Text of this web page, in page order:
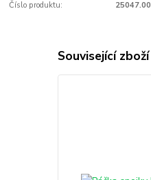
Číslo produktu: 25047.00
Související zboží